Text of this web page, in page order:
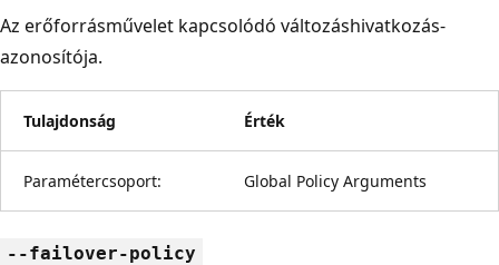
Az erőforrásművelet kapcsolódó változáshivatkozás-
azonosítója.
Tulajdonság Érték
Paramétercsoport: Global Policy Arguments
--failover-policy